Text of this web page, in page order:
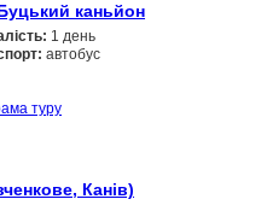
каньйон
1 день
автобус
туру
Канів)